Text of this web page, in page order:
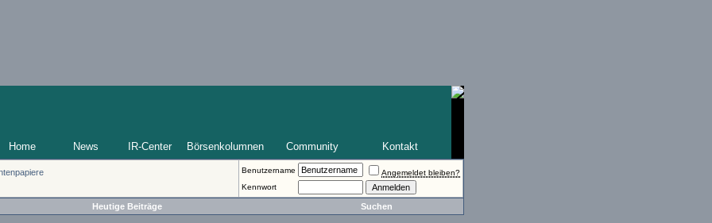
Home News IR-Center Börsenkolumnen Community Kontakt
Benutzername
Angemeldet bleiben?
Kennwort
Heutige Beiträge Suchen